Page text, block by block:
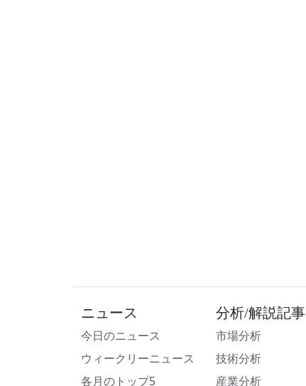
ニュース
今日のニュース
ウィークリーニュース
各月のトップ5
分析/解説記事
市場分析
技術分析
産業分析